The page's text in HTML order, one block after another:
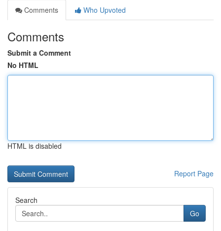
Comments
Who Upvoted
Comments
Submit a Comment
No HTML
HTML is disabled
Report Page
Search
Go